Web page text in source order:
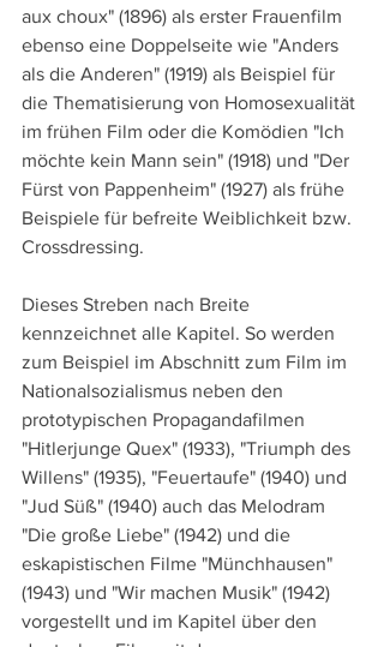
aux choux" (1896) als erster Frauenfilm
ebenso eine Doppelseite wie "Anders
als die Anderen" (1919) als Beispiel für
die Thematisierung von Homosexualität
im frühen Film oder die Komödien "Ich
möchte kein Mann sein" (1918) und "Der
Fürst von Pappenheim" (1927) als frühe
Beispiele für befreite Weiblichkeit bzw.
Crossdressing.
Dieses Streben nach Breite
kennzeichnet alle Kapitel. So werden
zum Beispiel im Abschnitt zum Film im
Nationalsozialismus neben den
prototypischen Propagandafilmen
"Hitlerjunge Quex" (1933), "Triumph des
Willens" (1935), "Feuertaufe" (1940) und
"Jud Süß" (1940) auch das Melodram
"Die große Liebe" (1942) und die
eskapistischen Filme "Münchhausen"
(1943) und "Wir machen Musik" (1942)
vorgestellt und im Kapitel über den